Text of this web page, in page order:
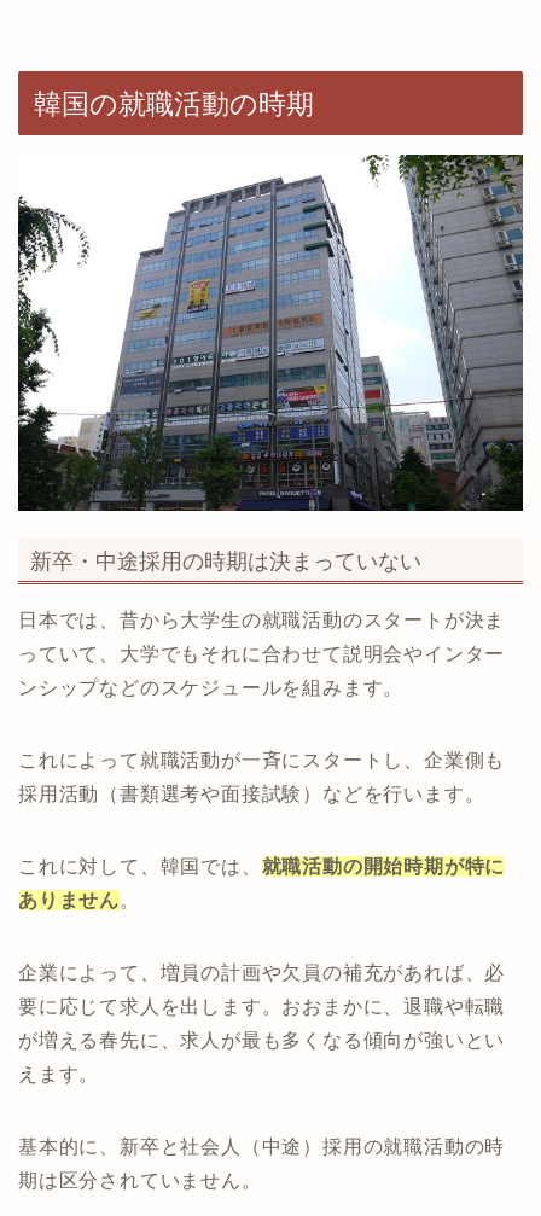
韓国の就職活動の時期
新卒・中途採用の時期は決まっていない
日本では、昔から大学生の就職活動のスタートが決ま
っていて、大学でもそれに合わせて説明会やインター
ンシップなどのスケジュールを組みます。
これによって就職活動が一斉にスタートし、企業側も
採用活動（書類選考や面接試験）などを行います。
これに対して、韓国では、 就職活動の開始時期が特に
ありません。
企業によって、増員の計画や欠員の補充があれば、必
要に応じて求人を出します。おおまかに、退職や転職
が増える春先に、求人が最も多くなる傾向が強いとい
えます。
基本的に、新卒と社会人（中途）採用の就職活動の時
期は区分されていません。